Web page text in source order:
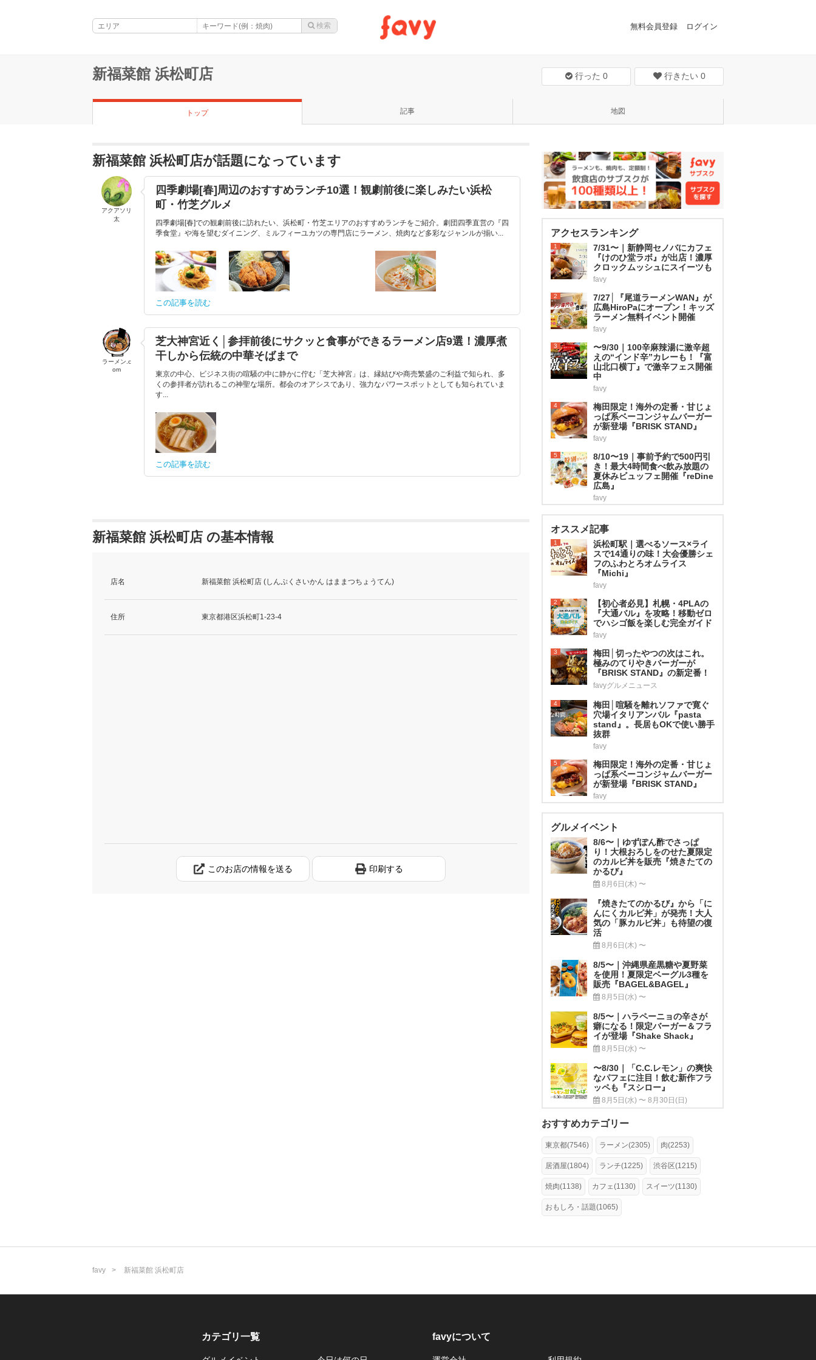
無料会員登録 ログイン
新福菜館 浜松町店 行った 0 行きたい 0
トップ 記事 地図
新福菜館 浜松町店が話題になっています
アクアソリ
太
四季劇場[春]周辺のおすすめランチ10選！観劇前後に楽しみたい浜松
町・竹芝グルメ
四季劇場[春]での観劇前後に訪れたい、浜松町・竹芝エリアのおすすめランチをご紹介。劇団四季直営の『四
季食堂』や海を望むダイニング、ミルフィーユカツの専門店にラーメン、焼肉など多彩なジャンルが揃い...
この記事を読む
ラーメン.c
om
芝大神宮近く│参拝前後にサクッと食事ができるラーメン店9選！濃厚煮
干しから伝統の中華そばまで
東京の中心、ビジネス街の喧騒の中に静かに佇む「芝大神宮」は、縁結びや商売繁盛のご利益で知られ、多
くの参拝者が訪れるこの神聖な場所。都会のオアシスであり、強力なパワースポットとしても知られていま
す...
この記事を読む
新福菜館 浜松町店 の基本情報
店名 新福菜館 浜松町店 (しんぷくさいかん はままつちょうてん)
住所 東京都港区浜松町1-23-4
このお店の情報を送る 印刷する
アクセスランキング
1
7/31〜｜新静岡セノバにカフェ
『けのひ堂ラボ』が出店！濃厚
クロックムッシュにスイーツも
favy
2
7/27│『尾道ラーメンWAN』が
広島HiroPaにオープン！キッズ
ラーメン無料イベント開催
favy
3
〜9/30｜100辛麻辣湯に激辛超
えの“インド辛”カレーも！『富
山北口横丁』で激辛フェス開催
中
favy
4
梅田限定！海外の定番・甘じょ
っぱ系ベーコンジャムバーガー
が新登場『BRISK STAND』
favy
5
8/10〜19｜事前予約で500円引
き！最大4時間食べ飲み放題の
夏休みビュッフェ開催『reDine
広島』
favy
オススメ記事
1
浜松町駅｜選べるソース×ライ
スで14通りの味！大会優勝シェ
フのふわとろオムライス
『Michi』
favy
2
【初心者必見】札幌・4PLAの
『大通バル』を攻略！移動ゼロ
でハシゴ飯を楽しむ完全ガイド
favy
3
梅田│切ったやつの次はこれ。
極みのてりやきバーガーが
『BRISK STAND』の新定番！
favyグルメニュース
4
梅田│喧騒を離れソファで寛ぐ
穴場イタリアンバル『pasta
stand』。長居もOKで使い勝手
抜群
favy
5
梅田限定！海外の定番・甘じょ
っぱ系ベーコンジャムバーガー
が新登場『BRISK STAND』
favy
グルメイベント
8/6〜｜ゆずぽん酢でさっぱ
り！大根おろしをのせた夏限定
のカルビ丼を販売『焼きたての
かるび』
8月6日(木) 〜
『焼きたてのかるび』から「に
んにくカルビ丼」が発売！大人
気の「豚カルビ丼」も待望の復
活
8月6日(木) 〜
8/5〜｜沖縄県産黒糖や夏野菜
を使用！夏限定ベーグル3種を
販売『BAGEL&BAGEL』
8月5日(水) 〜
8/5〜｜ハラペーニョの辛さが
癖になる！限定バーガー＆フラ
イが登場『Shake Shack』
8月5日(水) 〜
〜8/30｜「C.C.レモン」の爽快
なパフェに注目！飲む新作フラ
ッペも『スシロー』
8月5日(水) 〜 8月30日(日)
おすすめカテゴリー
東京都(7546) ラーメン(2305) 肉(2253)
居酒屋(1804) ランチ(1225) 渋谷区(1215)
焼肉(1138) カフェ(1130) スイーツ(1130)
おもしろ・話題(1065)
favy 新福菜館 浜松町店
カテゴリ一覧 favyについて